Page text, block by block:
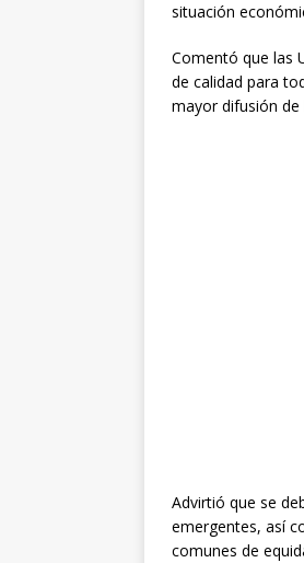
situación
Comentó que las
de calidad para
mayor difusión de
Advirtió que se
emergentes, así
comunes de